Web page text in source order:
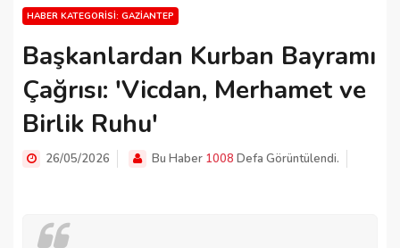
HABER KATEGORISI: GAZIANTEP
Başkanlardan Kurban Bayramı
Çağrısı: 'Vicdan, Merhamet ve
Birlik Ruhu'
26/05/2026 Bu Haber 1008 Defa Görüntülendi.